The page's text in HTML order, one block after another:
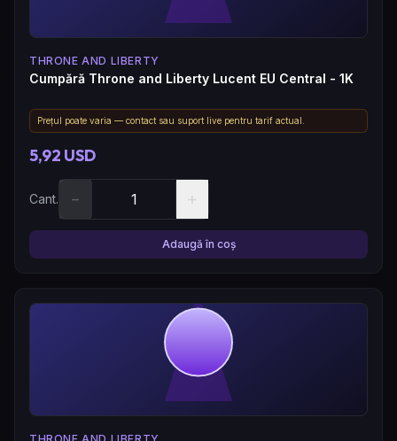
THRONE AND LIBERTY
Cumpără Throne and Liberty Lucent EU Central - 1K
Prețul poate varia — contact sau suport live pentru tarif actual.
5,92 USD
Cant. − +
Adaugă în coș
THRONE AND LIBERTY